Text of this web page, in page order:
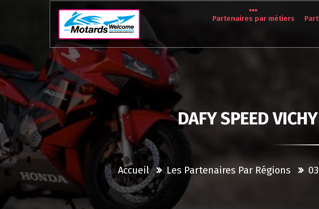
Partenaires par métiers
DAFY SPEED
Accueil Les Partenaires Par Régions